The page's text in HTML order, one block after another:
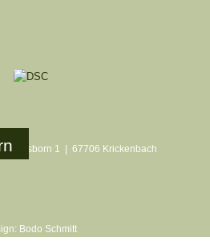
Wolfsborn 1 | 67706 Krickenbach
Bodo Schmitt